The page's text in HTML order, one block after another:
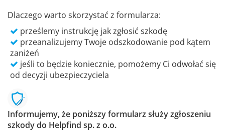
Dlaczego warto skorzystać z formularza:
prześlemy instrukcję jak zgłosić szkodę
przeanalizujemy Twoje odszkodowanie pod kątem
zaniżeń
jeśli to będzie koniecznie, pomożemy Ci odwołać się
od decyzji ubezpieczyciela
Informujemy, że poniższy formularz służy zgłoszeniu
szkody do Helpfind sp. z o.o.